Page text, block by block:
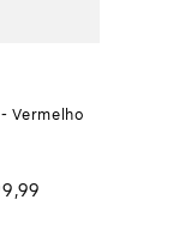
Vermelho
,99